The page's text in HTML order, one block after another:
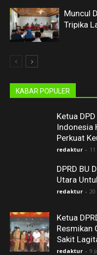
Muncul
Tripika
KABAR POPULER
Ketua
Indonesia
Perkuat
redaktur -
DPRD BU
Utara
redaktur -
Ketua
Resmikan
Sakit
redaktur - 9